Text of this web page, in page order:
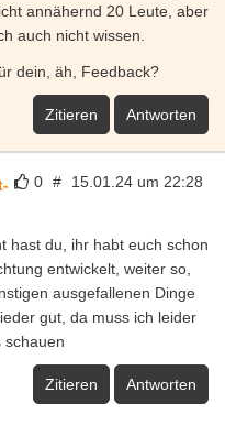
annähernd 20 Leute, aber
auch nicht wissen.
dein, äh, Feedback?
Zitieren Antworten
0 # 15.01.24 um 22:28
hast du, ihr habt euch schon
entwickelt, weiter so,
ausgefallenen Dinge
gut, da muss ich leider
schauen
Zitieren Antworten